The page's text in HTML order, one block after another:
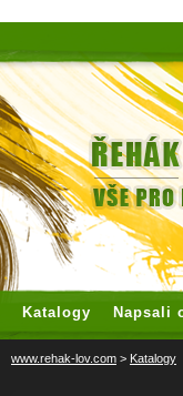
Katalogy Napsali
www.rehak-lov.com > Katalogy